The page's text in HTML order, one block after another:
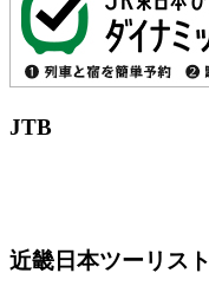
JTB
近畿日本ツーリスト